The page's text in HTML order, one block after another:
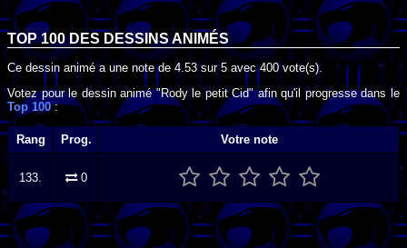
TOP 100 DES DESSINS ANIMÉS
Ce dessin animé a une note de 4.53sur5 avec400vote(s).
Votez pour le dessin animé "Rody le petit Cid" afin qu'il progresse dans le
Top 100:
Rang Prog. Votre note
133. 0